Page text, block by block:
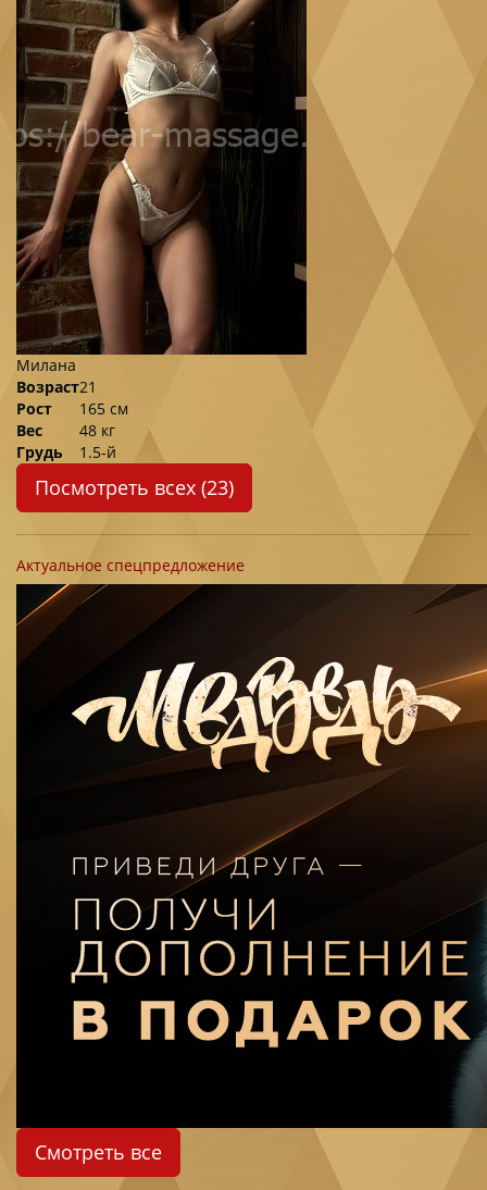
Милана
Возраст21
Рост
165 см
Вес
48 кг
Грудь
1.5-й
Посмотреть всех (23)
Актуальное спецпредложение
Смотреть все